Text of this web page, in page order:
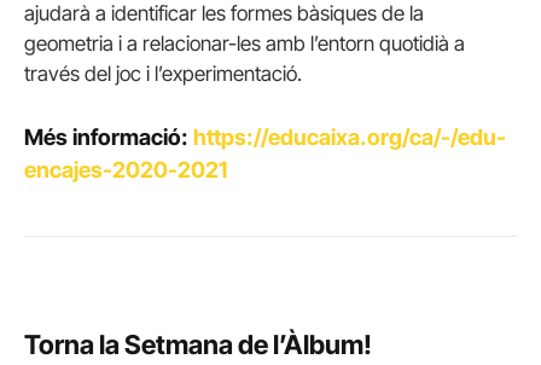
ajudarà a identificar les formes bàsiques de la
geometria i a relacionar-les amb l’entorn quotidià a
través del joc i l’experimentació.
Més informació: https://educaixa.org/ca/-/edu-
encajes-2020-2021
Torna la Setmana de l’Àlbum!